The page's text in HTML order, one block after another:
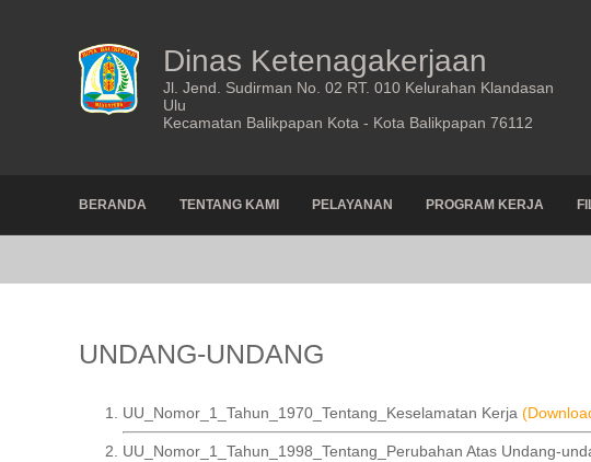
Dinas Ketenagakerjaan
Jl. Jend. Sudirman No. 02 RT. 010 Kelurahan Klandasan
Ulu
Kecamatan Balikpapan Kota - Kota Balikpapan 76112
BERANDA TENTANG KAMI PELAYANAN PROGRAM KERJA
UNDANG-UNDANG
UU_Nomor_1_Tahun_1970_Tentang_Keselamatan Kerja
UU_Nomor_1_Tahun_1998_Tentang_Perubahan Atas Undang-